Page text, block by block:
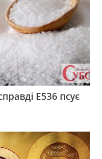
Е536 псує